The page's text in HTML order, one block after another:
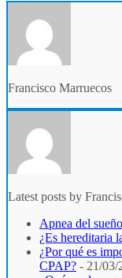
Francisco Marruecos
Latest posts by
Apnea del
¿Es hereditaria
¿Por qué es
CPAP? - 21/03/